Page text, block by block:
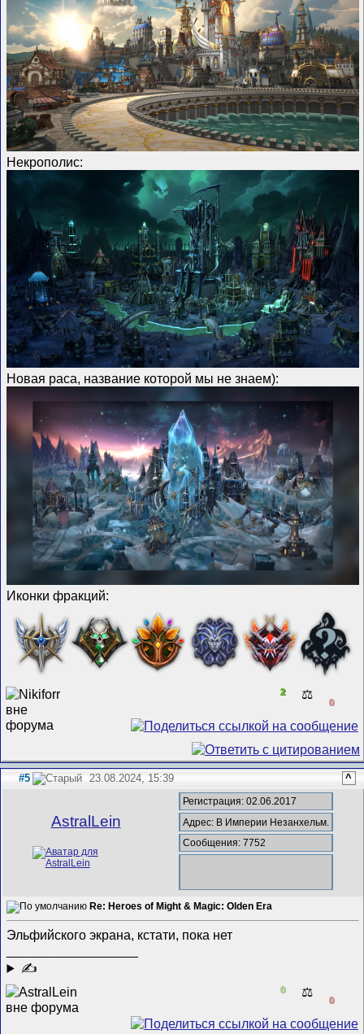
Некрополис:
Новая раса, название которой мы не знаем):
Иконки фракций:
2 ⚖️
0
#5 23.08.2024, 15:39 ^
AstralLein
Регистрация: 02.06.2017
Адрес: В Империи Незанхельм.
Сообщения: 7752
Re: Heroes of Might & Magic: Olden Era
Эльфийского экрана, кстати, пока нет
✍
0 ⚖️
0